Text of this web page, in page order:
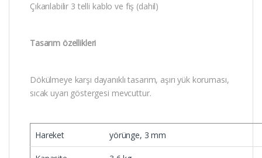
Çıkarılabilir 3 telli kablo ve fiş (dahil)
Tasarım özellikleri
Dökülmeye karşı dayanıklı tasarım, aşırı yük koruması,
sıcak uyarı göstergesi mevcuttur.
Hareket yörünge, 3 mm